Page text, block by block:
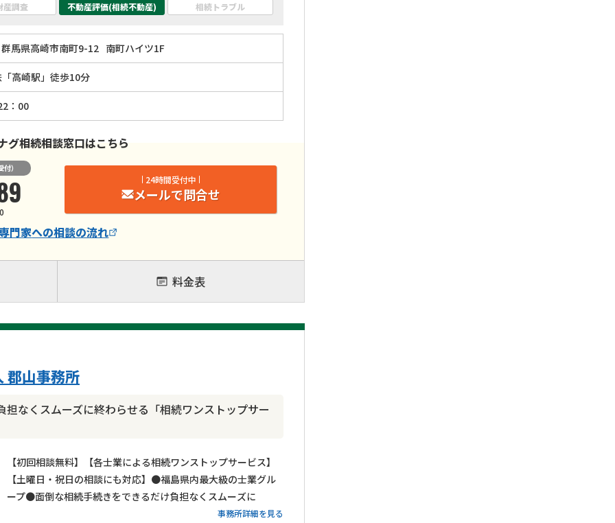
産調査 不動産評価(相続不動産) 相続トラブル
群馬県高崎市南町9-12 南町ハイツ1F
高崎駅」徒歩10分
：00
グ相続相談窓口はこちら
）
24時間受付中
メールで問合せ
門家への相談の流れ
料金表
なくスムーズに終わらせる「相続ワンストップサー
郡山事務所
【初回相談無料】【各士業による相続ワンストップサービス】
【土曜日・祝日の相談にも対応】●福島県内最大級の士業グル
ープ●面倒な相続手続きをできるだけ負担なくスムーズに
事務所詳細を見る